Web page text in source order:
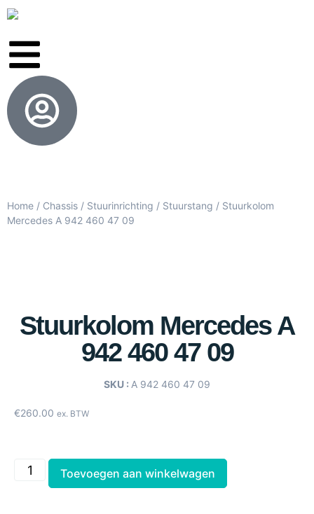
Home / Chassis / Stuurinrichting / Stuurstang / Stuurkolom
Mercedes A 942 460 47 09
Stuurkolom Mercedes A
942 460 47 09
SKU : A 942 460 47 09
€260.00 ex. BTW
Toevoegen aan winkelwagen